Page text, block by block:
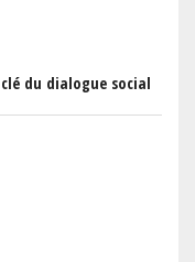
clé du dialogue social